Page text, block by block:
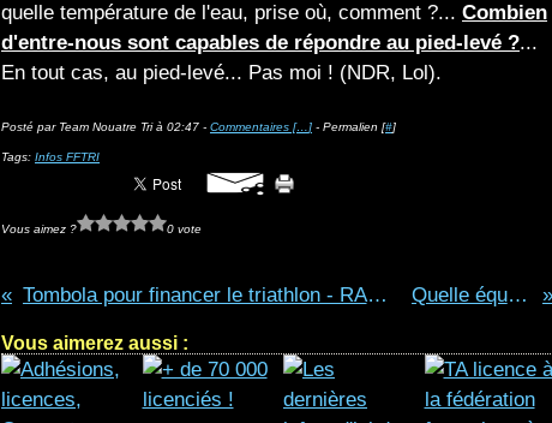
quelle température de l'eau, prise où, comment ?... Combien
d'entre-nous sont capables de répondre au pied-levé ?...
En tout cas, au pied-levé... Pas moi ! (NDR, Lol).
Posté par Team Nouatre Tri à 02:47 - Commentaires [… ] - Permalien [#]
Tags: Infos FFTRI
Vous aimez ? 0 vote
Tombola pour financer le triathlon - RAPPEL ! Quelle équipe !
Vous aimerez aussi :